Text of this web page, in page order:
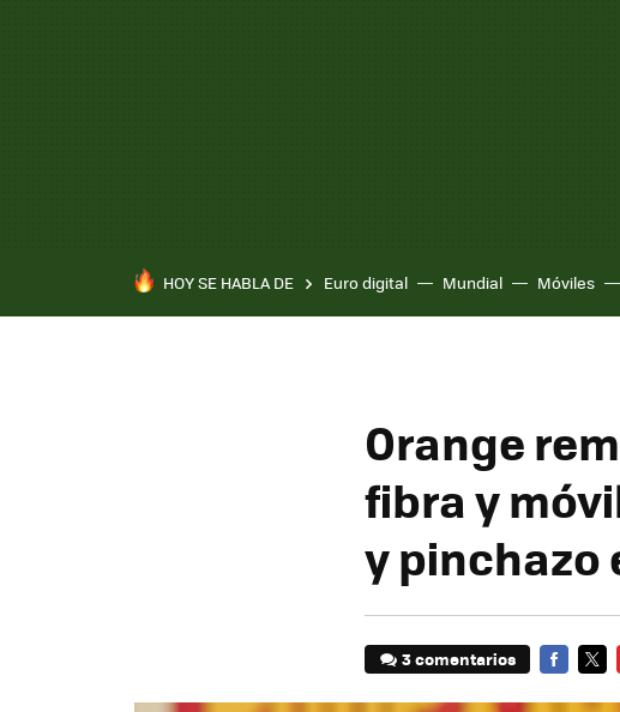
HOY SE HABLA DE Euro digital Mundial Móviles
Pixel 10a
Orange
fibra y
y pinchazo
3 comentarios